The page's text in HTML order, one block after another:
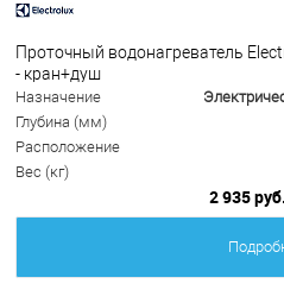
Проточный водонагреватель
- кран+душ
Назначение
Глубина (мм)
Расположение
Вес (кг)
2 935 руб.